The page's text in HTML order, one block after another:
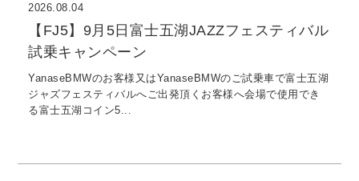
2026.08.04
【FJ5】9月5日富士五湖JAZZフェスティバル
試乗キャンペーン
YanaseBMWのお客様又はYanaseBMWのご試乗車で富士五湖
ジャズフェスティバルへご出発頂くお客様へ会場で使用でき
る富士五湖コイン5...